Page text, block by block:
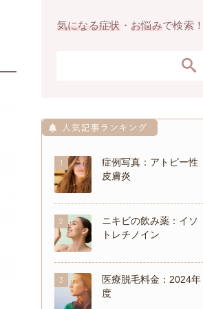
気になる症状 ・ お悩みで検索！
1
症例写真：アトピー性
皮膚炎
2
ニキビの飲み薬：イソ
トレチノイン
3
医療脱毛料金：2024年
度